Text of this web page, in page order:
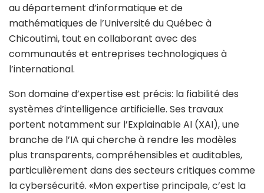
au département d’informatique et de
mathématiques de l’Université du Québec à
Chicoutimi, tout en collaborant avec des
communautés et entreprises technologiques à
l’international.
Son domaine d’expertise est précis: la fiabilité des
systèmes d’intelligence artificielle. Ses travaux
portent notamment sur l’Explainable AI (XAI), une
branche de l’IA qui cherche à rendre les modèles
plus transparents, compréhensibles et auditables,
particulièrement dans des secteurs critiques comme
la cybersécurité. «Mon expertise principale, c’est la